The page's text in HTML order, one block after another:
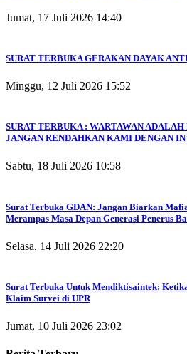
Jumat, 17 Juli 2026 14:40
SURAT TERBUKA GERAKAN DAYAK
Minggu, 12 Juli 2026 15:52
SURAT TERBUKA : WARTAWAN
JANGAN RENDAHKAN KAMI DENGAN
Sabtu, 18 Juli 2026 10:58
Surat Terbuka GDAN: Jangan Biarkan
Merampas Masa Depan Generasi Penerus
Selasa, 14 Juli 2026 22:20
Surat Terbuka Untuk Mendiktisaintek:
Klaim Survei di UPR
Jumat, 10 Juli 2026 23:02